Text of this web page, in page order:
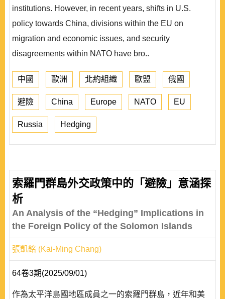
institutions. However, in recent years, shifts in U.S.
policy towards China, divisions within the EU on
migration and economic issues, and security
disagreements within NATO have bro..
中國 歐洲 北約組織 歐盟 俄國
避險 China Europe NATO EU
Russia Hedging
索羅門群島外交政策中的「避險」意涵探
析
An Analysis of the “Hedging” Implications in
the Foreign Policy of the Solomon Islands
張凱銘 (Kai-Ming Chang)
64卷3期(2025/09/01)
作為太平洋島國地區成員之一的索羅門群島，近年和美